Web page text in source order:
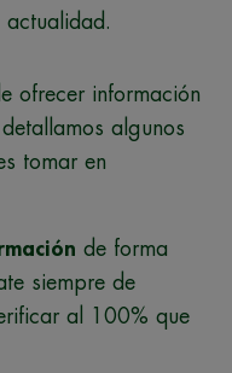
ofrecer información
algunos
tomar en
de forma
siempre de
al 100% que